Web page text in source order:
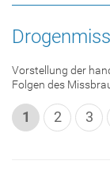
Vorstellung der
Folgen des
1 2 3